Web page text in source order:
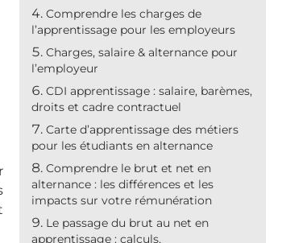
Comprendre les charges de
l’apprentissage pour les employeurs
Charges, salaire & alternance pour
l’employeur
CDI apprentissage : salaire, barèmes,
droits et cadre contractuel
Carte d’apprentissage des métiers
pour les étudiants en alternance
Comprendre le brut et net en
alternance : les différences et les
impacts sur votre rémunération
Le passage du brut au net en
apprentissage : calculs,